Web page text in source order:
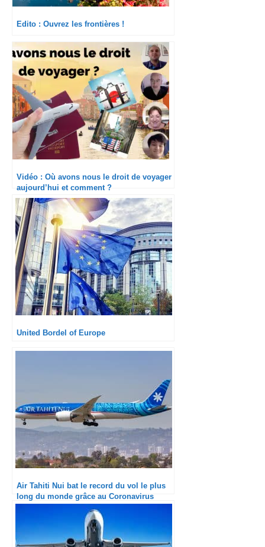
Edito : Ouvrez les frontières !
Vidéo : Où avons nous le droit de voyager
aujourd’hui et comment ?
United Bordel of Europe
Air Tahiti Nui bat le record du vol le plus
long du monde grâce au Coronavirus